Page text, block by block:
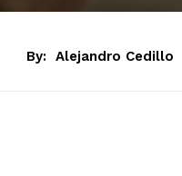
By: Alejandro Cedillo